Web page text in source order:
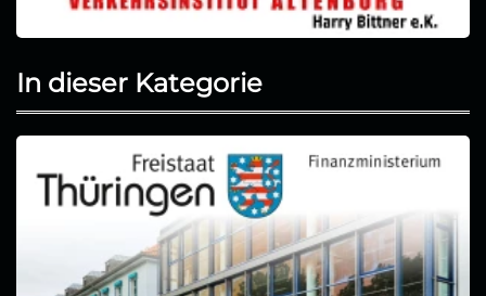
In dieser Kategorie